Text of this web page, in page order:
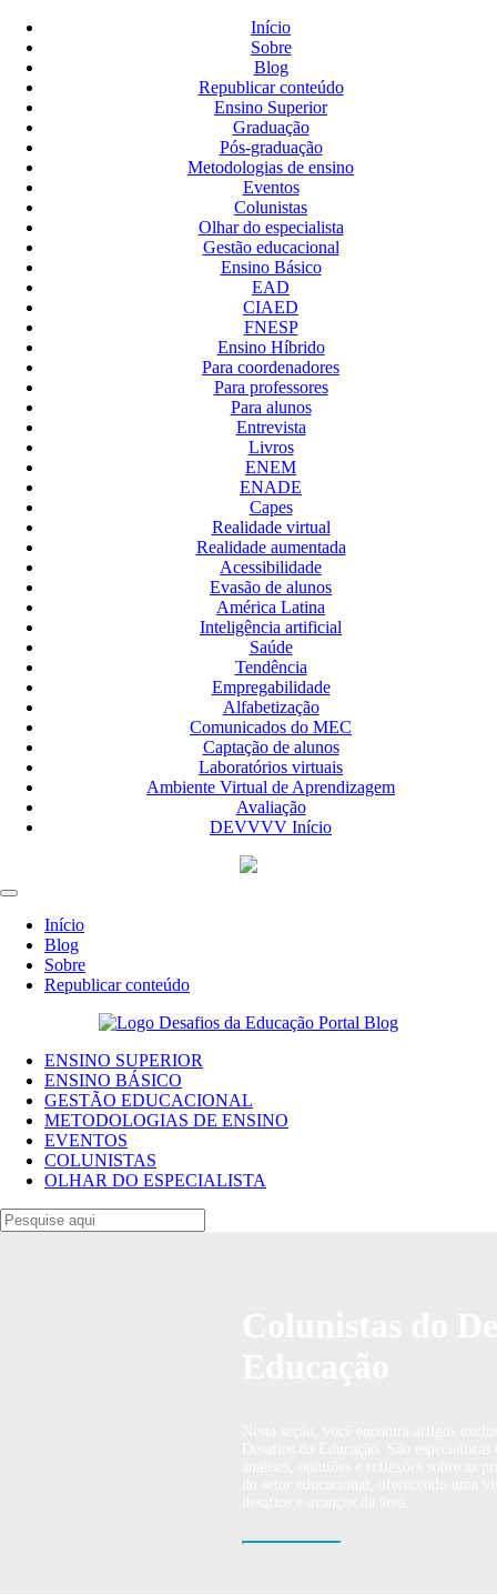
Início
Sobre
Blog
Republicar conteúdo
Ensino Superior
Graduação
Pós-graduação
Metodologias de ensino
Eventos
Colunistas
Olhar do especialista
Gestão educacional
Ensino Básico
EAD
CIAED
FNESP
Ensino Híbrido
Para coordenadores
Para professores
Para alunos
Entrevista
Livros
ENEM
ENADE
Capes
Realidade virtual
Realidade aumentada
Acessibilidade
Evasão de alunos
América Latina
Inteligência artificial
Saúde
Tendência
Empregabilidade
Alfabetização
Comunicados do MEC
Captação de alunos
Laboratórios virtuais
Ambiente Virtual de Aprendizagem
Avaliação
DEVVVV Início
Início
Blog
Sobre
Republicar conteúdo
ENSINO SUPERIOR
ENSINO BÁSICO
GESTÃO EDUCACIONAL
METODOLOGIAS DE ENSINO
EVENTOS
COLUNISTAS
OLHAR DO ESPECIALISTA